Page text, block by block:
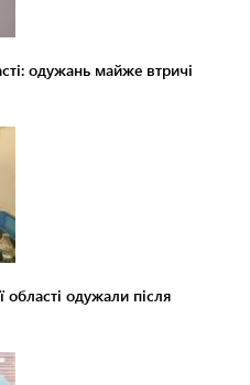
одужань майже втричі
одужали після